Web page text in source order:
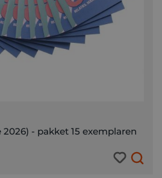
- pakket 15 exemplaren